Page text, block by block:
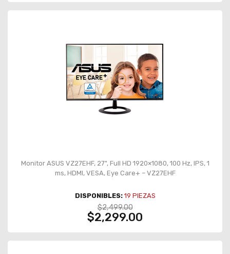
Monitor ASUS VZ27EHF, 27", Full HD 1920×1080, 100 Hz, IPS, 1
ms, HDMI, VESA, Eye Care+ – VZ27EHF
DISPONIBLES: 19 PIEZAS
$2,499.00
$2,299.00